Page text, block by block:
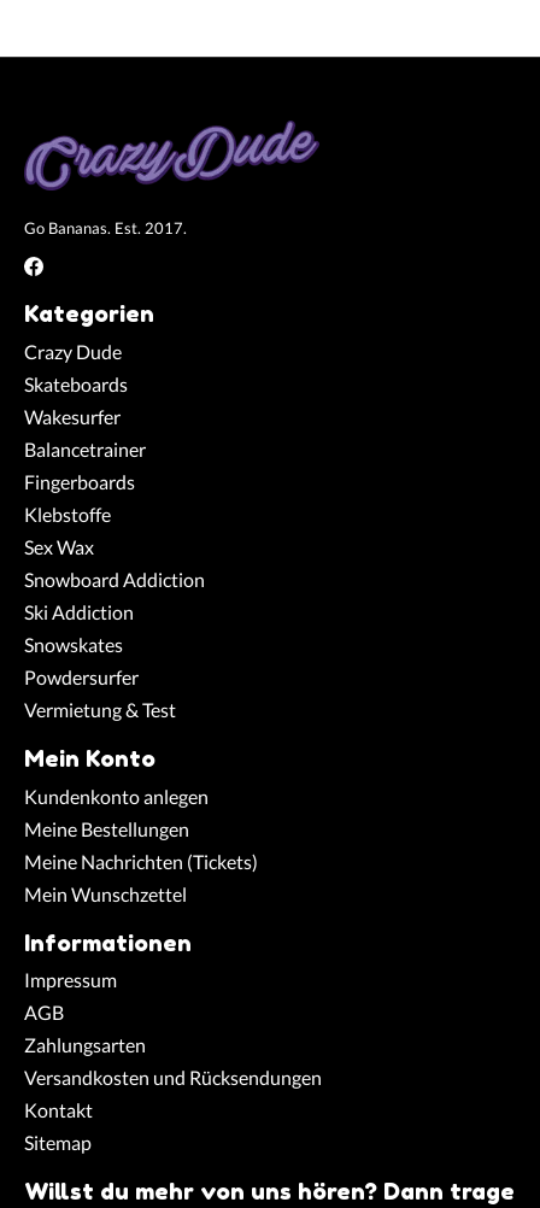
Go Bananas. Est. 2017.
Kategorien
Crazy Dude
Skateboards
Wakesurfer
Balancetrainer
Fingerboards
Klebstoffe
Sex Wax
Snowboard Addiction
Ski Addiction
Snowskates
Powdersurfer
Vermietung & Test
Mein Konto
Kundenkonto anlegen
Meine Bestellungen
Meine Nachrichten (Tickets)
Mein Wunschzettel
Informationen
Impressum
AGB
Zahlungsarten
Versandkosten und Rücksendungen
Kontakt
Sitemap
Willst du mehr von uns hören? Dann trage